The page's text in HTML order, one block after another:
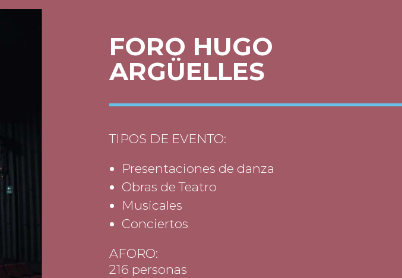
FORO HUGO
ARGÜELLES
TIPOS DE EVENTO:
Presentaciones de danza
Obras de Teatro
Musicales
Conciertos
AFORO:
216 personas